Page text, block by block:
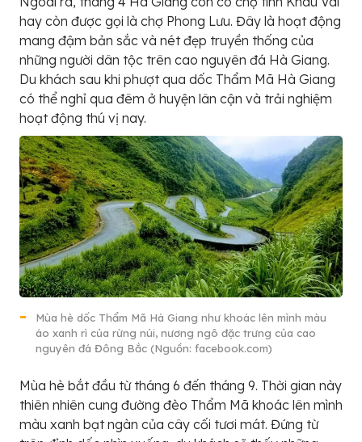
hay còn được gọi là chợ Phong Lưu. Đây là hoạt động
mang đậm bản sắc và nét đẹp truyền thống của
những người dân tộc trên cao nguyên đá Hà Giang.
Du khách sau khi phượt qua dốc Thẩm Mã Hà Giang
có thể nghỉ qua đêm ở huyện lân cận và trải nghiệm
hoạt động thú vị nay.
Mùa hè dốc Thẩm Mã Hà Giang như khoác lên mình màu
áo xanh rì của rừng núi, nương ngô đặc trưng của cao
nguyên đá Đông Bắc (Nguồn: facebook.com)
Mùa hè bắt đầu từ tháng 6 đến tháng 9. Thời gian này
thiên nhiên cung đường đèo Thẩm Mã khoác lên mình
màu xanh bạt ngàn của cây cối tươi mát. Đứng từ